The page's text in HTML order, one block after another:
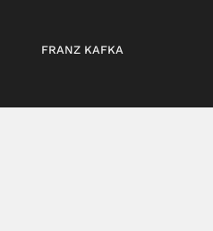
FRANZ KAFKA